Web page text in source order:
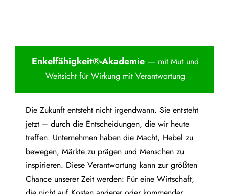
Enkelfähigkeit®-Akademie— mit Mut und
Weitsicht für Wirkung mit Verantwortung
Die Zukunft entsteht nicht irgendwann. Sie entsteht
jetzt – durch die Entscheidungen, die wir heute
treffen. Unternehmen haben die Macht, Hebel zu
bewegen, Märkte zu prägen und Menschen zu
inspirieren. Diese Verantwortung kann zur größten
Chance unserer Zeit werden: Für eine Wirtschaft,